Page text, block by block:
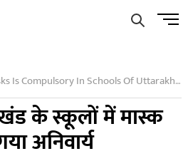
Menu
Is Compulsory In Schools Of Uttarakhand
के स्कूलों में मास्क
अनिवार्य